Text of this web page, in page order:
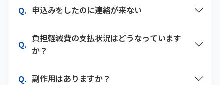
申込みをしたのに連絡が来ない
負担軽減費の支払状況はどうなっています
か？
副作用はありますか？